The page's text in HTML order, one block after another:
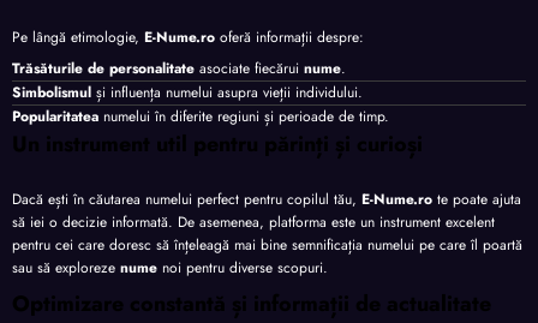
Pe lângă etimologie, E-Nume.ro oferă informații despre:
Trăsăturile de personalitate asociate fiecărui nume.
Simbolismul și influența numelui asupra vieții individului.
Popularitatea numelui în diferite regiuni și perioade de timp.
Un instrument util pentru părinți și curioși
Dacă ești în căutarea numelui perfect pentru copilul tău, E-Nume.ro te poate ajuta
să iei o decizie informată. De asemenea, platforma este un instrument excelent
pentru cei care doresc să înțeleagă mai bine semnificația numelui pe care îl poartă
sau să exploreze nume noi pentru diverse scopuri.
Optimizare constantă și informații de actualitate